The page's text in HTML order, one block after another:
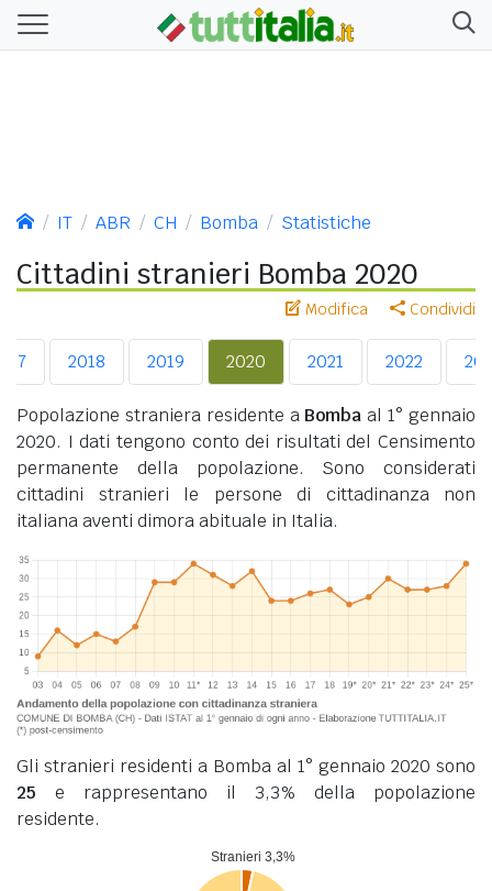
IT ABR CH Bomba Statistiche
Cittadini stranieri Bomba 2020
Modifica Condividi
2018 2019 2020 2021 2022
Popolazione straniera residente a Bomba al 1° gennaio
2020. I dati tengono conto dei risultati del Censimento
permanente della popolazione. Sono considerati
cittadini stranieri le persone di cittadinanza non
italiana aventi dimora abituale in Italia.
Gli stranieri residenti a Bomba al 1° gennaio 2020 sono
25 e rappresentano il 3,3% della popolazione
residente.